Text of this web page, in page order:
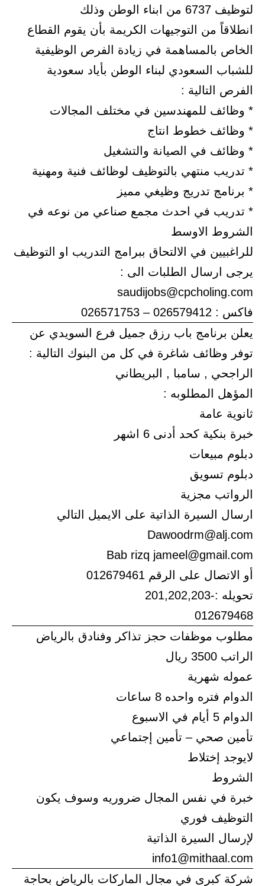
لتوظيف 6737 من ابناء الوطن وذلك
انطلاقاً من التوجيهات الكريمة بأن يقوم القطاع
الخاص بالمساهمة في زيادة الفرص الوظيفية
للشباب السعودي لبناء الوطن بأياد سعودية
الفرص التالية :
* وظائف للمهندسين في مختلف المجالات
* وظائف خطوط انتاج
* وظائف في الصيانة والتشغيل
* تدريب منتهي بالتوظيف لوظائف فنية ومهنية
* برنامج تدريج وظيغي مميز
* تدريب في احدث مجمع صناعي من نوعه في
الشروط الاوسط
للراغبيين في الالتحاق ببرامج التدريب او التوظيف
يرجى ارسال الطلبات الى :
saudijobs@cpcholing.com
فاكس : 026579412 – 026571753
يعلن برنامج باب رزق جميل فرع السويدي عن
توفر وظائف شاغرة في كل من البنوك التالية :
الراجحي , سامبا , البريطاني
المؤهل المطلوبه :
ثانوية عامة
خبرة بنكية كحد أدنى 6 اشهر
دبلوم مبيعات
دبلوم تسويق
الرواتب مجزية
ارسال السيرة الذاتية على الايميل التالي
Dawoodrm@alj.com
Bab rizq jameel@gmail.com
أو الاتصال على الرقم 012679461
تحويله :-201,202,203
012679468
مطلوب موظفات حجز تذاكر وفنادق بالرياض
الراتب 3500 ريال
عموله شهرية
الدوام فتره واحده 8 ساعات
الدوام 5 أيام في الاسبوع
تأمين صحي – تأمين إجتماعي
لايوجد إختلاط
الشروط
خبرة في نفس المجال ضروريه وسوف يكون
التوظيف فوري
لإرسال السيرة الذاتية
info1@mithaal.com
شركة كبرى في مجال الماركات بالرياض بحاجة